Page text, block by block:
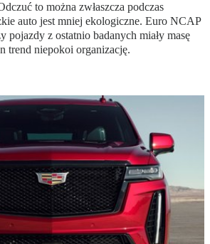
to można zwłaszcza podczas
auto jest mniej ekologiczne. Euro NCAP
pojazdy z ostatnio badanych miały masę
trend niepokoi organizację.